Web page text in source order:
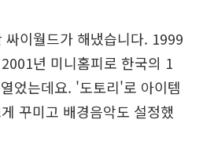
이월드가 해냈습니다. 1999
년 미니홈피로 한국의 1
었는데요. '도토리'로 아이템
꾸미고 배경음악도 설정했